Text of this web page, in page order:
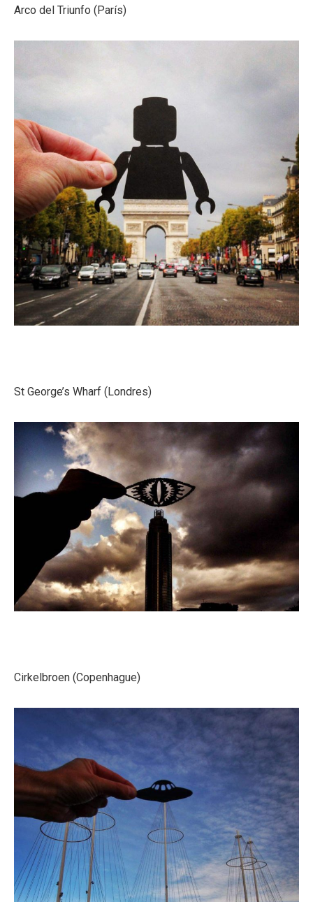
Arco del Triunfo (París)
St George’s Wharf (Londres)
Cirkelbroen (Copenhague)